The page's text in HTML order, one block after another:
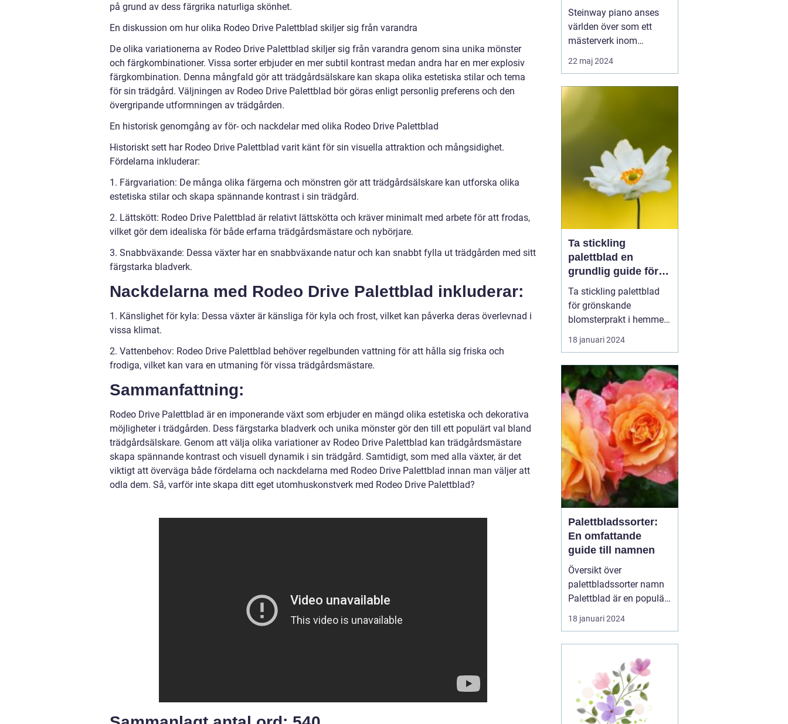
på grund av dess färgrika naturliga skönhet.
En diskussion om hur olika Rodeo Drive Palettblad skiljer sig från varandra
De olika variationerna av Rodeo Drive Palettblad skiljer sig från varandra genom sina unika mönster
och färgkombinationer. Vissa sorter erbjuder en mer subtil kontrast medan andra har en mer explosiv
färgkombination. Denna mångfald gör att trädgårdsälskare kan skapa olika estetiska stilar och tema
för sin trädgård. Väljningen av Rodeo Drive Palettblad bör göras enligt personlig preferens och den
övergripande utformningen av trädgården.
En historisk genomgång av för- och nackdelar med olika Rodeo Drive Palettblad
Historiskt sett har Rodeo Drive Palettblad varit känt för sin visuella attraktion och mångsidighet.
Fördelarna inkluderar:
1. Färgvariation: De många olika färgerna och mönstren gör att trädgårdsälskare kan utforska olika
estetiska stilar och skapa spännande kontrast i sin trädgård.
2. Lättskött: Rodeo Drive Palettblad är relativt lättskötta och kräver minimalt med arbete för att frodas,
vilket gör dem idealiska för både erfarna trädgårdsmästare och nybörjare.
3. Snabbväxande: Dessa växter har en snabbväxande natur och kan snabbt fylla ut trädgården med sitt
färgstarka bladverk.
Nackdelarna med Rodeo Drive Palettblad inkluderar:
1. Känslighet för kyla: Dessa växter är känsliga för kyla och frost, vilket kan påverka deras överlevnad i
vissa klimat.
2. Vattenbehov: Rodeo Drive Palettblad behöver regelbunden vattning för att hålla sig friska och
frodiga, vilket kan vara en utmaning för vissa trädgårdsmästare.
Sammanfattning:
Rodeo Drive Palettblad är en imponerande växt som erbjuder en mängd olika estetiska och dekorativa
möjligheter i trädgården. Dess färgstarka bladverk och unika mönster gör den till ett populärt val bland
trädgårdsälskare. Genom att välja olika variationer av Rodeo Drive Palettblad kan trädgårdsmästare
skapa spännande kontrast och visuell dynamik i sin trädgård. Samtidigt, som med alla växter, är det
viktigt att överväga både fördelarna och nackdelarna med Rodeo Drive Palettblad innan man väljer att
odla dem. Så, varför inte skapa ditt eget utomhuskonstverk med Rodeo Drive Palettblad?
Steinway piano anses
världen över som ett
mästerverk inom
pianokonstruktion och
musikalisk briljans. Med
synonymt med den
22 maj 2024
Ta stickling
palettblad en
grundlig guide för
blomsterentusiaster
Ta stickling palettblad
för grönskande
blomsterprakt i hemmet
18 januari 2024
Palettbladssorter:
En omfattande
guide till namnen
Översikt över
palettbladssorter namn
Palettblad är en populär
krukväxt som blivit allt
mer eftertraktad de
många olika mönster
gör den till en favorit
bland både nybörjare
och erfarna
18 januari 2024